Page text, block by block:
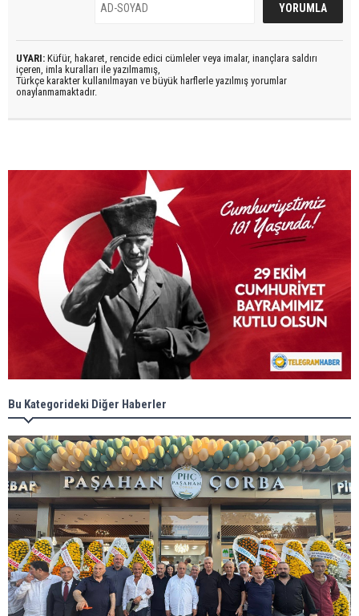
UYARI: Küfür, hakaret, rencide edici cümleler veya imalar, inançlara saldırı
içeren, imla kuralları ile yazılmamış,
Türkçe karakter kullanılmayan ve büyük harflerle yazılmış yorumlar
onaylanmamaktadır.
Bu Kategorideki Diğer Haberler